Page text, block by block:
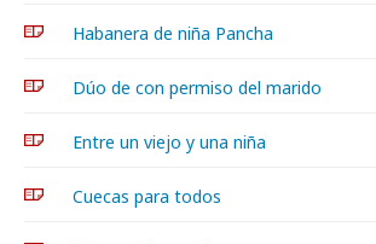
Habanera de niña Pancha
Dúo de con permiso del marido
Entre un viejo y una niña
Cuecas para todos